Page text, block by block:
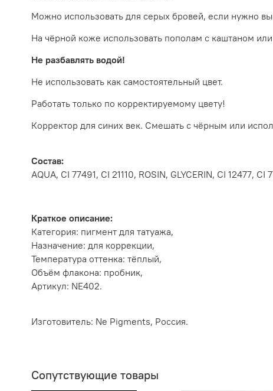
Можно использовать для серых бровей, если нужно
На чёрной коже использовать пополам с каштаном
Не разбавлять водой!
Не использовать как самостоятельный цвет.
Работать только по корректируемому цвету!
Корректор для синих век. Смешать с чёрным или
Состав:
AQUA, CI 77491, CI 21110, ROSIN, GLYCERIN, CI 12477,
Краткое описание:
Категория: пигмент для татуажа,
Назначение: для коррекции,
Температура оттенка: тёплый,
Объём флакона: пробник,
Артикул: NE402.
Изготовитель: Ne Pigments, Россия.
Сопутствующие товары